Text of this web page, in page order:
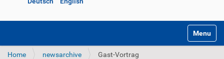
Toggle
Home newsarchive Gast-Vortrag